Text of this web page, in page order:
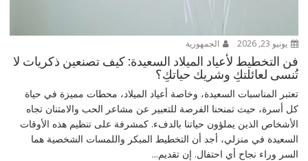
يونيو 23, 2026 الجمهورية
فن التخطيط لأعياد الميلاد السعيدة: كيف تصنعين ذكريات لا
تُنسى لعائلتكِ وشريك حياتكِ؟
تعتبر المناسبات السعيدة، وخاصة أعياد الميلاد، محطات مميزة في حياة
كل أسرة، حيث تمنحنا الفرصة للتعبير عن مشاعر الحب والامتنان تجاه
الأشخاص الذين يملؤون حياتنا بالدفء. كمشرفة على تنظيم هذه الأوقات
السعيدة في منزلي، أجد أن التخطيط المبكر واللمسات الشخصية هما
السر وراء نجاح أي احتفال. إن تقديم...